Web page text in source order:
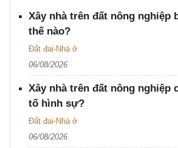
Xây nhà trên đất nông nghiệp
thế nào?
Đất đai-Nhà ở
06/08/2026
Xây nhà trên đất nông nghiệp
tố hình sự?
Đất đai-Nhà ở
06/08/2026